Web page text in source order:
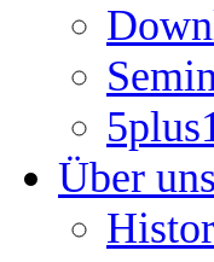
Über uns